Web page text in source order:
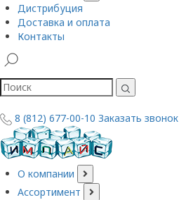
Дистрибуция
Доставка и оплата
Контакты
8 (812) 677-00-10 Заказать звонок
О компании
Ассортимент